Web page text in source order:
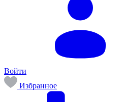
Войти
Избранное